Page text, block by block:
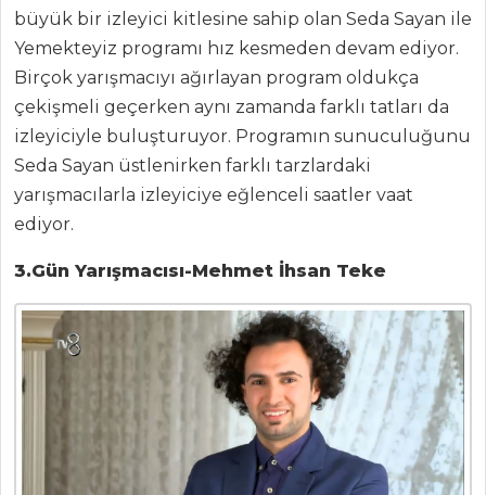
büyük bir izleyici kitlesine sahip olan Seda Sayan ile
Yemekteyiz programı hız kesmeden devam ediyor.
Birçok yarışmacıyı ağırlayan program oldukça
çekişmeli geçerken aynı zamanda farklı tatları da
izleyiciyle buluşturuyor. Programın sunuculuğunu
Seda Sayan üstlenirken farklı tarzlardaki
yarışmacılarla izleyiciye eğlenceli saatler vaat
ediyor.
3.Gün Yarışmacısı-Mehmet İhsan Teke